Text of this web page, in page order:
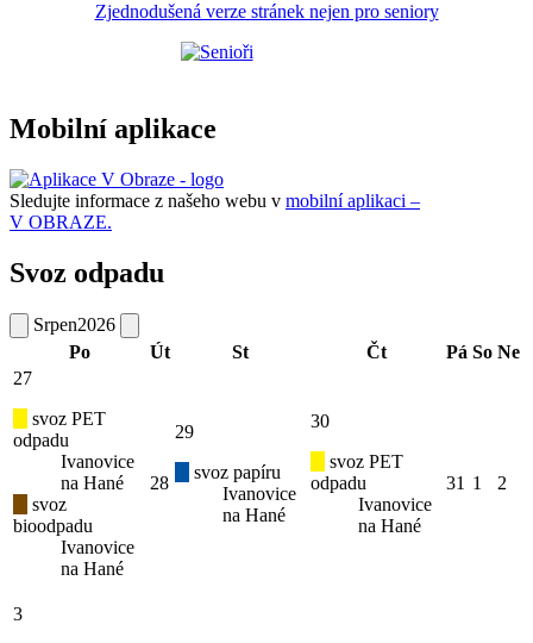
Zjednodušená verze stránek nejen pro seniory
Mobilní aplikace
Sledujte informace z našeho webu v mobilní aplikaci –
V OBRAZE.
Svoz odpadu
Srpen2026
Po
Út St Čt Pá So Ne
27
svoz PET
odpadu
Ivanovice
na Hané
svoz
bioodpadu
Ivanovice
na Hané
28
29
svoz papíru
Ivanovice
na Hané
30
svoz PET
odpadu
Ivanovice
na Hané
31 1 2
3